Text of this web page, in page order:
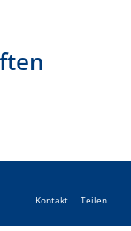
Kontakt Teilen